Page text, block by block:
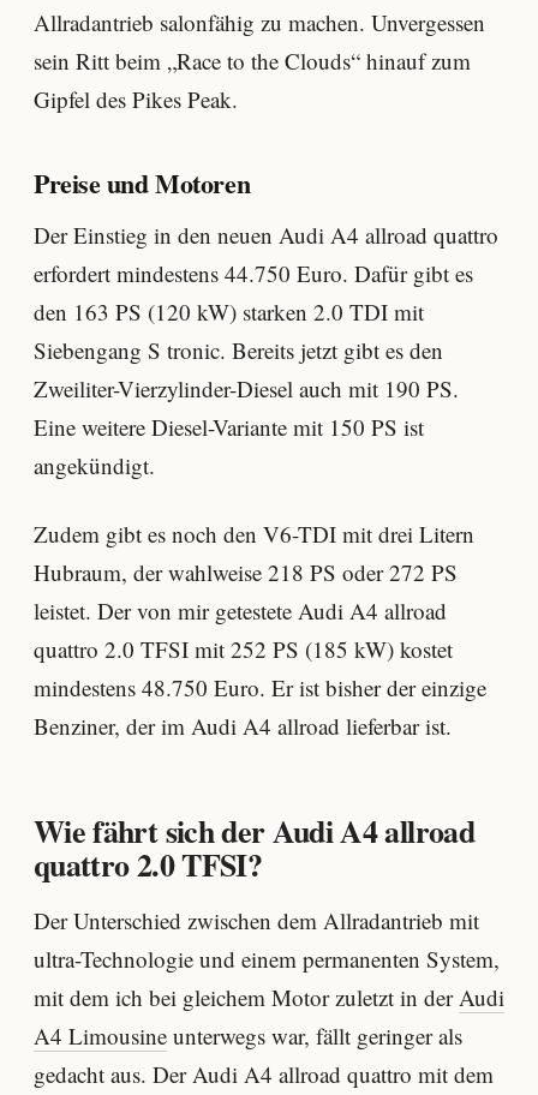
Allradantrieb salonfähig zu machen. Unvergessen
sein Ritt beim „Race to the Clouds“ hinauf zum
Gipfel des Pikes Peak.
Preise und Motoren
Der Einstieg in den neuen Audi A4 allroad quattro
erfordert mindestens 44.750 Euro. Dafür gibt es
den 163 PS (120 kW) starken 2.0 TDI mit
Siebengang S tronic. Bereits jetzt gibt es den
Zweiliter-Vierzylinder-Diesel auch mit 190 PS.
Eine weitere Diesel-Variante mit 150 PS ist
angekündigt.
Zudem gibt es noch den V6-TDI mit drei Litern
Hubraum, der wahlweise 218 PS oder 272 PS
leistet. Der von mir getestete Audi A4 allroad
quattro 2.0 TFSI mit 252 PS (185 kW) kostet
mindestens 48.750 Euro. Er ist bisher der einzige
Benziner, der im Audi A4 allroad lieferbar ist.
Wie fährt sich der Audi A4 allroad
quattro 2.0 TFSI?
Der Unterschied zwischen dem Allradantrieb mit
ultra-Technologie und einem permanenten System,
mit dem ich bei gleichem Motor zuletzt in derAudi
A4 Limousine unterwegs war, fällt geringer als
gedacht aus. Der Audi A4 allroad quattro mit dem